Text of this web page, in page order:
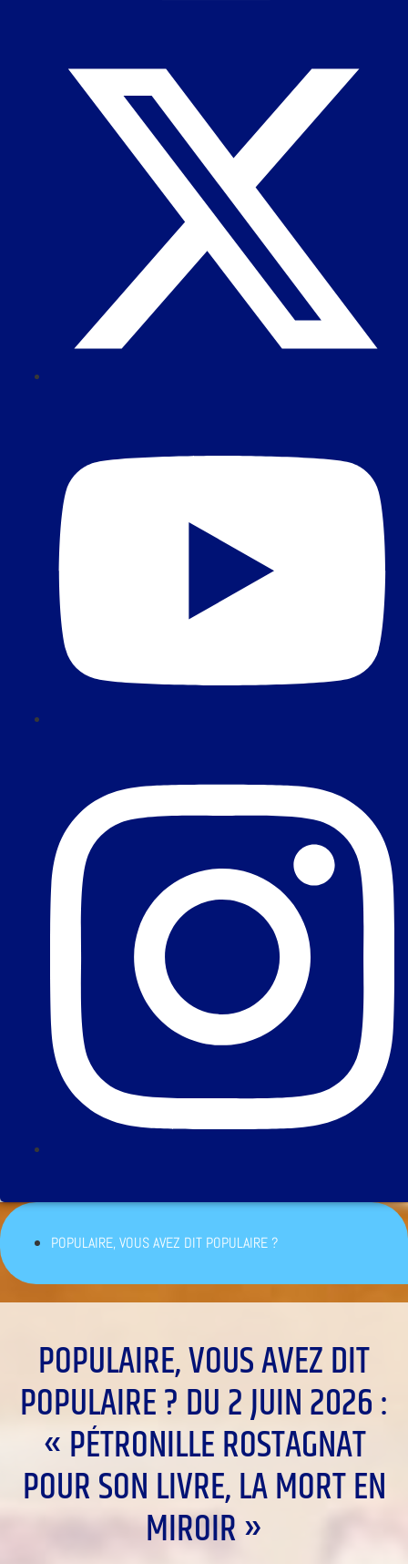
POPULAIRE, VOUS AVEZ DIT POPULAIRE ?
POPULAIRE, VOUS AVEZ DIT
POPULAIRE ? DU 2 JUIN 2026 :
« PÉTRONILLE ROSTAGNAT
POUR SON LIVRE, LA MORT EN
MIROIR »